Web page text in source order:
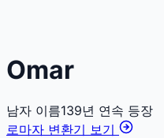
Omar
남자 이름139년 연속 등장
로마자 변환기 보기